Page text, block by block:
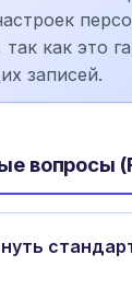
так как это
записей.
вопросы